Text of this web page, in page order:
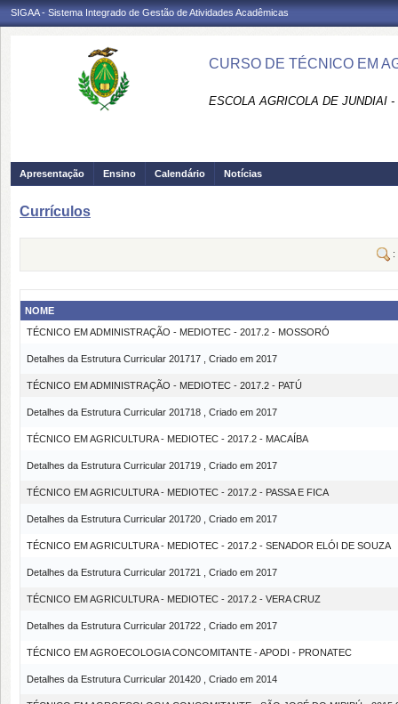
SIGAA - Sistema Integrado de Gestão de Atividades Acadêmicas
CURSO DE TÉCNICO EM
ESCOLA AGRICOLA DE JUNDIAI
Apresentação Ensino Calendário Notícias
Currículos
:
NOME
TÉCNICO EM ADMINISTRAÇÃO - MEDIOTEC - 2017.2 - MOSSORÓ
Detalhes da Estrutura Curricular 201717 , Criado em 2017
TÉCNICO EM ADMINISTRAÇÃO - MEDIOTEC - 2017.2 - PATÚ
Detalhes da Estrutura Curricular 201718 , Criado em 2017
TÉCNICO EM AGRICULTURA - MEDIOTEC - 2017.2 - MACAÍBA
Detalhes da Estrutura Curricular 201719 , Criado em 2017
TÉCNICO EM AGRICULTURA - MEDIOTEC - 2017.2 - PASSA E FICA
Detalhes da Estrutura Curricular 201720 , Criado em 2017
TÉCNICO EM AGRICULTURA - MEDIOTEC - 2017.2 - SENADOR ELÓI DE SOUZA
Detalhes da Estrutura Curricular 201721 , Criado em 2017
TÉCNICO EM AGRICULTURA - MEDIOTEC - 2017.2 - VERA CRUZ
Detalhes da Estrutura Curricular 201722 , Criado em 2017
TÉCNICO EM AGROECOLOGIA CONCOMITANTE - APODI - PRONATEC
Detalhes da Estrutura Curricular 201420 , Criado em 2014